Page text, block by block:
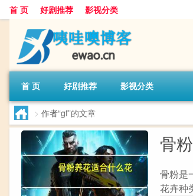
首 页 好剧推荐 影视分类
首 页 好剧推荐 影视分类
> 作者“gf”的文章
骨
骨粉是
花卉种